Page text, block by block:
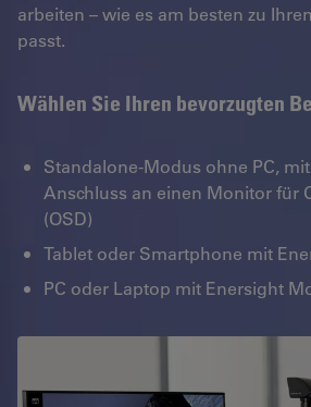
arbeiten – wie es am besten zu
passt.
Wählen Sie Ihren bevorzugten
Standalone-Modus ohne PC,
Anschluss an einen Monitor für
(OSD)
Tablet oder Smartphone mit
PC oder Laptop mit Enersight